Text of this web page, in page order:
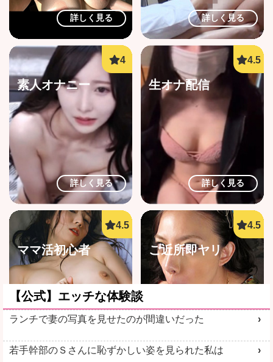
詳しく見る 詳しく見る
詳しく見る
素人オナニー
詳しく見る
生オナ配信
詳しく見る
ママ活初心者
詳しく見る
ご近所即ヤリ
【公式】エッチな体験談
ランチで妻の写真を見せたのが間違いだった
若手幹部のＳさんに恥ずかしい姿を見られた私は